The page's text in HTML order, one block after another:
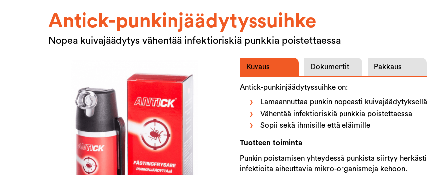
Antick-punkinjäädytyssuihke
Nopea kuivajäädytys vähentää infektioriskiä punkkia poistettaessa
Kuvaus Dokumentit Pakkaus
Antick-punkinjäädytyssuihke on:
Lamaannuttaa punkin nopeasti kuivajäädytyksellä
Vähentää infektioriskiä punkkia poistettaessa
Sopii sekä ihmisille että eläimille
Tuotteen toiminta
Punkin poistamisen yhteydessä punkista siirtyy herkästi
infektioita aiheuttavia mikro-organismeja kehoon.